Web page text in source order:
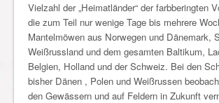
Vielzahl der „Heimatländer“ der farbberingten
die zum Teil nur wenige Tage bis mehrere
Mantelmöwen aus Norwegen und Dänemark,
Weißrussland und dem gesamten Baltikum,
Belgien, Holland und der Schweiz. Bei den
bisher Dänen , Polen und Weißrussen
den Gewässern und auf Feldern in Zukunft